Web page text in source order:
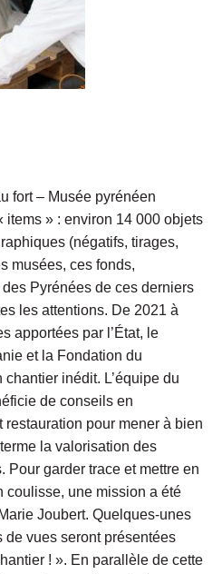
fort – Musée pyrénéen
items » : environ 14 000 objets
(négatifs, tirages,
musées, ces fonds,
Pyrénées de ces derniers
les attentions. De 2021 à
apportées par l’État, le
et la Fondation du
inédit. L’équipe du
de conseils en
pour mener à bien
la valorisation des
Pour garder trace et mettre en
coulisse, une mission a été
Joubert. Quelques-unes
vues seront présentées
! ». En parallèle de cette